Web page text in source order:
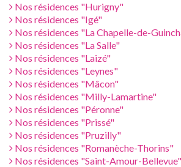
Nos résidences "Hurigny"
Nos résidences "Igé"
Nos résidences "La Chapelle-de-
Nos résidences "La Salle"
Nos résidences "Laizé"
Nos résidences "Leynes"
Nos résidences "Mâcon"
Nos résidences "Milly-Lamartine"
Nos résidences "Péronne"
Nos résidences "Prissé"
Nos résidences "Pruzilly"
Nos résidences "Romanèche-Thorins"
Nos résidences "Saint-Amour-Bellevue"